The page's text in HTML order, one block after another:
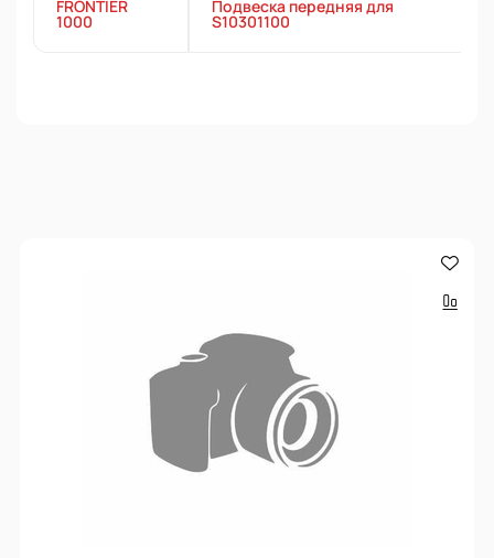
FRONTIER
1000
Подвеска передняя для
S10301100